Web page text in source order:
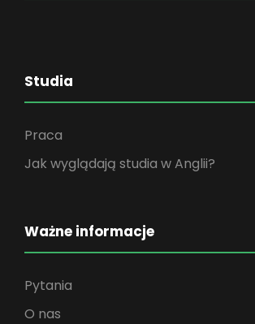
Studia
Praca
Jak wyglądają studia w Anglii?
Ważne informacje
Pytania
O nas